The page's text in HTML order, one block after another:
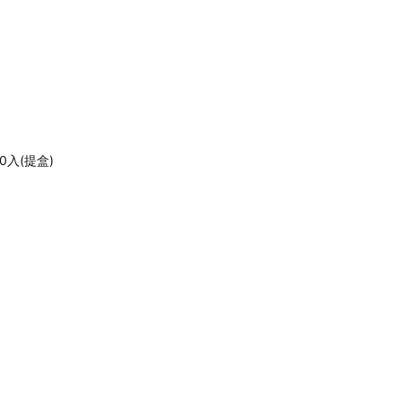
入(提盒)